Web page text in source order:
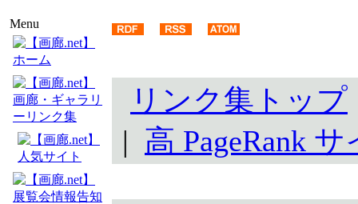
Menu
ホーム
画廊・ギャラリ
ーリンク集
人気サイト
展覧会情報告知
リンク集トップ
| 高 PageRank